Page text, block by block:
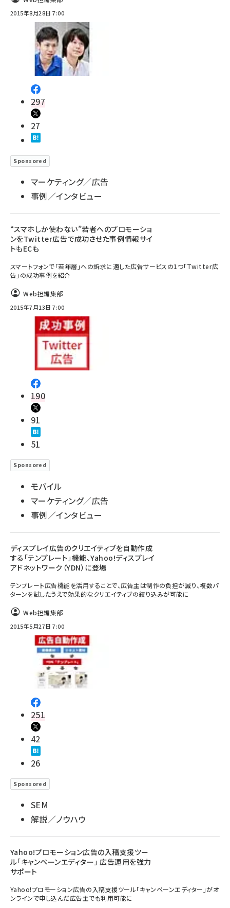
2015年8月28日 7:00
297
27
Sponsored
マーケティング／広告
事例／インタビュー
“スマホしか使わない”若者へのプロモーショ
ンをTwitter広告で成功させた事例――情報サイ
トもECも
スマートフォンで「若年層」への訴求に適した広告サービスの1つ「Twitter広
告」の成功事例を紹介
Web担編集部
2015年7月13日 7:00
190
91
51
Sponsored
モバイル
マーケティング／広告
事例／インタビュー
ディスプレイ広告のクリエイティブを自動作成
する「テンプレート」機能、Yahoo!ディスプレイ
アドネットワーク（YDN）に登場
テンプレート広告機能を活用することで、広告主は制作の負担が減り、複数パ
ターンを試したうえで効果的なクリエイティブの絞り込みが可能に
Web担編集部
2015年5月27日 7:00
251
42
26
Sponsored
SEM
解説／ノウハウ
Yahoo!プロモーション広告の入稿支援ツー
ル「キャンペーンエディター」 広告運用を強力
サポート
Yahoo!プロモーション広告の入稿支援ツール「キャンペーンエディター」がオ
ンラインで申し込んだ広告主でも利用可能に